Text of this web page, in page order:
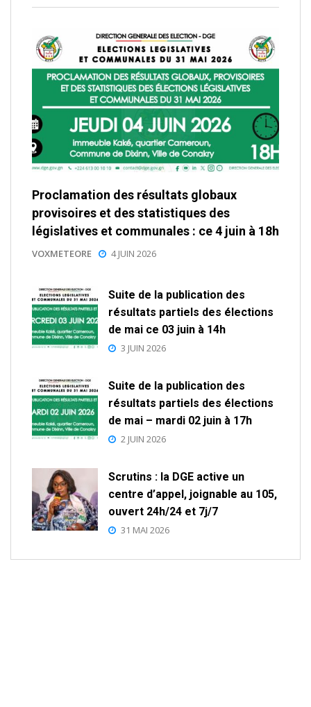
Proclamation des résultats globaux
provisoires et des statistiques des
législatives et communales : ce 4 juin à 18h
VOXMETEORE 4 JUIN 2026
Suite de la publication des
résultats partiels des élections
de mai ce 03 juin à 14h
3 JUIN 2026
Suite de la publication des
résultats partiels des élections
de mai – mardi 02 juin à 17h
2 JUIN 2026
Scrutins : la DGE active un
centre d’appel, joignable au 105,
ouvert 24h/24 et 7j/7
31 MAI 2026